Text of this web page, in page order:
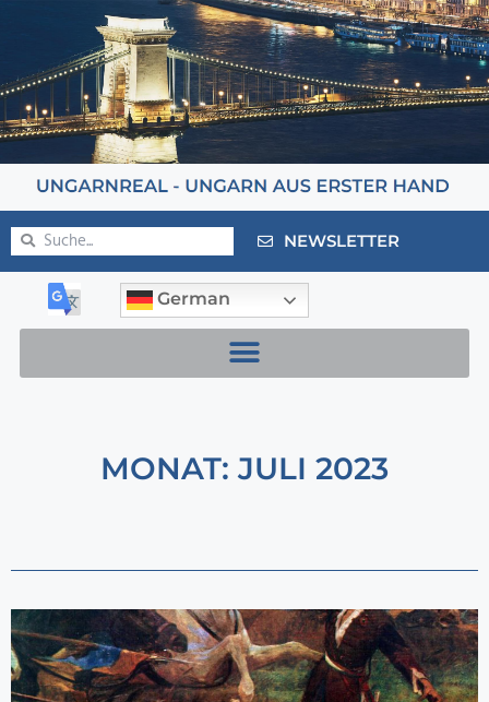
NEWSLETTER
German
MONAT: JULI 2023